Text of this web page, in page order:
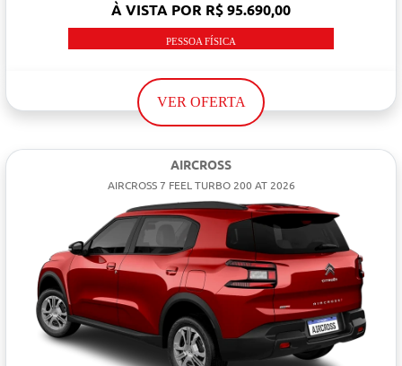
À VISTA POR R$ 95.690,00
PESSOA FÍSICA
VER OFERTA
AIRCROSS
AIRCROSS 7 FEEL TURBO 200 AT 2026